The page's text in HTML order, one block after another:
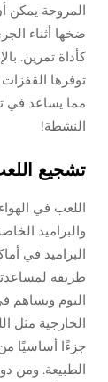
المروحة يمكن
كأداة تمرين.
توفرها
مما يساعد في
النشطة!
تشجيع
اللعب في
والبراميد
البراميد في
طريقة
اليوم ويساهم
الخارجية مثل
جزءًا أساسيًا
الطبيعة. ومن